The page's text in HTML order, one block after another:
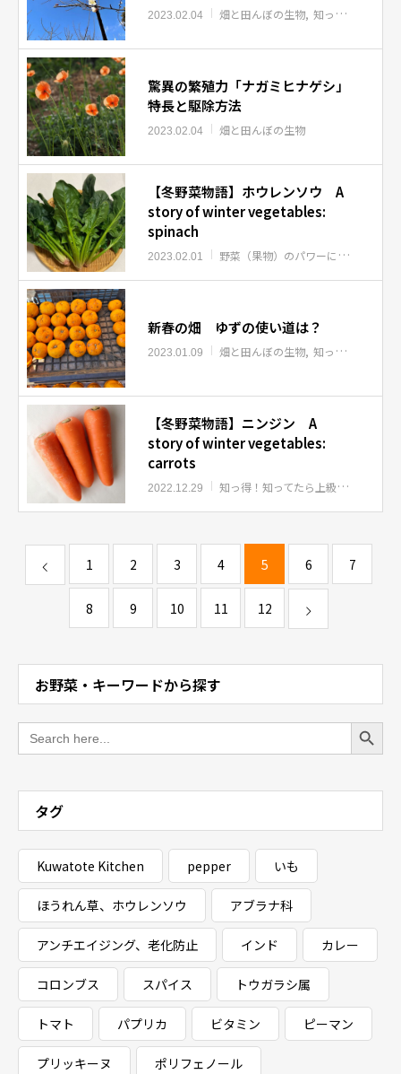
2023.02.04 畑と田んぼの生物 知っ得！夏野菜
驚異の繁殖力「ナガミヒナゲシ」
特長と駆除方法
2023.02.04 畑と田んぼの生物
【冬野菜物語】ホウレンソウ A
story of winter vegetables:
spinach
2023.02.01 野菜（果物）のパワーについて
新春の畑 ゆずの使い道は？
2023.01.09 畑と田んぼの生物 知っ得！美味しく保存
【冬野菜物語】ニンジン A
story of winter vegetables:
carrots
2022.12.29 知っ得！知ってたら上級者
1 2 3 4 5 6 7
8 9 10 11 12
お野菜・キーワードから探す
Search
for:
Search Button
タグ
Kuwatote Kitchen pepper いも
ほうれん草、ホウレンソウ アブラナ科
アンチエイジング、老化防止 インド カレー
コロンブス スパイス トウガラシ属
トマト パプリカ ビタミン ピーマン
プリッキーヌ ポリフェノール